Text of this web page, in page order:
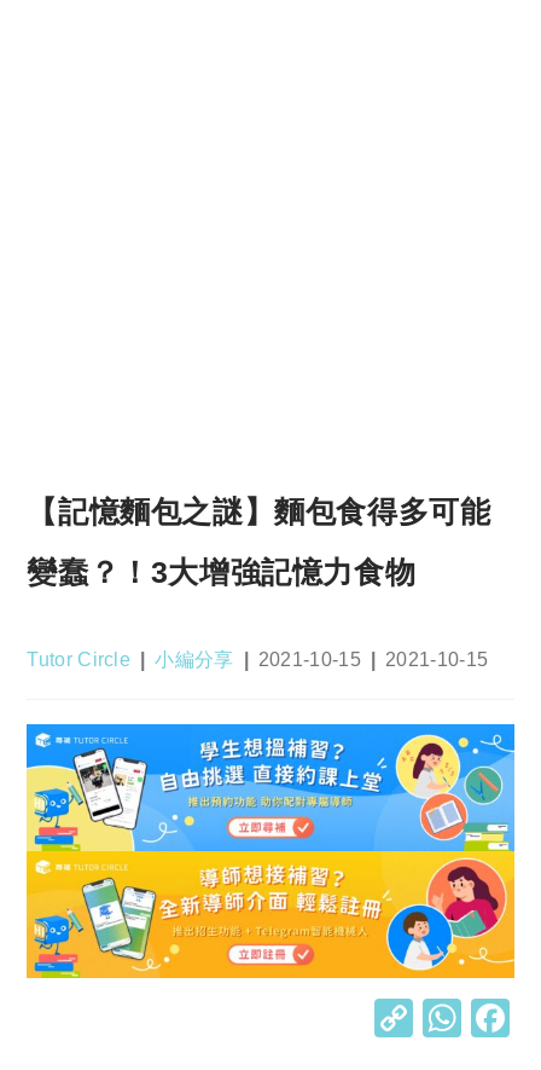
【記憶麵包之謎】麵包食得多可能
變蠢？！3大增強記憶力食物
Post
Tutor Circle
Post
小編分享
Post
2021-10-15
Post
2021-10-15
C W